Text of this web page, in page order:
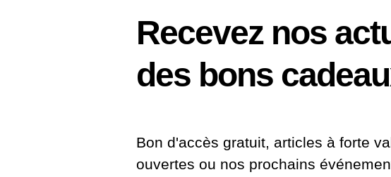
Recevez nos
des bons
Bon d'accès gratuit, articles à forte
ouvertes ou nos prochains